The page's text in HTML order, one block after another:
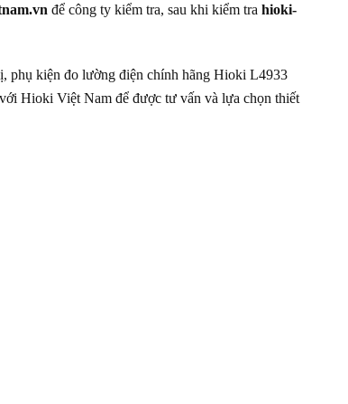
để công ty kiểm tra, sau khi kiểm tra hioki-
phụ kiện đo lường điện chính hãng Hioki L4933
Hioki Việt Nam để được tư vấn và lựa chọn thiết